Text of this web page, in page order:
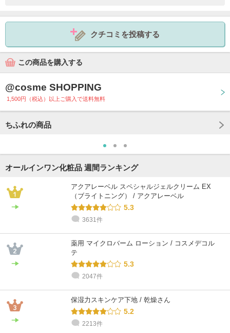
クチコミを投稿する
この商品を購入する
@cosme SHOPPING
1,500円（税込）以上ご購入で送料無料
ちふれの商品
オールインワン化粧品 週間ランキング
アクアレーベル スペシャルジェルクリーム EX
（ブライトニング） / アクアレーベル
5.3
3631件
薬用 マイクロバーム ローション / コスメデコル
テ
5.3
2047件
保湿力スキンケア下地 / 乾燥さん
5.2
2213件